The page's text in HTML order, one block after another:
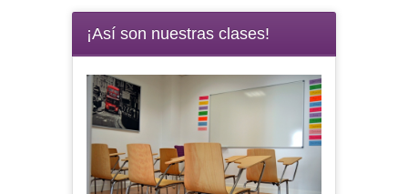
¡Así son nuestras clases!